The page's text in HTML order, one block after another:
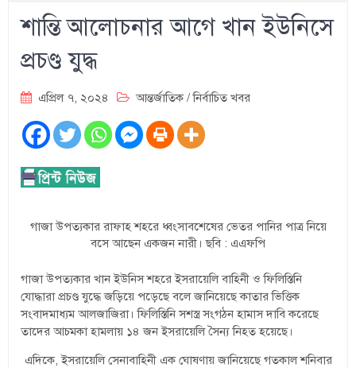
শান্তি আলোচনার আগে খান ইউনিসে
প্রচণ্ড যুদ্ধ
এপ্রিল ৭, ২০২৪ আন্তর্জাতিক/নির্বাচিত খবর
গাজা উপত্যকার রাফাহ শহরে ধ্বংসাবশেষের ভেতর পানির পাত্র নিয়ে
বসে আছেন একজন নারী। ছবি : এএফপি
গাজা উপত্যকার খান ইউনিস শহরে ইসরায়েলি বাহিনী ও ফিলিস্তিনি
যোদ্ধারা প্রচণ্ড যুদ্ধে জড়িয়ে পড়েছে বলে জানিয়েছে কাতার ভিত্তিক
সংবাদমাধ্যম আলজাজিরা। ফিলিস্তিনি সশস্ত্র সংগঠন হামাস দাবি করেছে
তাদের আচমকা হামলায় ১৪ জন ইসরায়েলি সৈন্য নিহত হয়েছে।
এদিকে, ইসরায়েলি সেনাবাহিনী এক ঘোষণায় জানিয়েছে গতকাল শনিবার